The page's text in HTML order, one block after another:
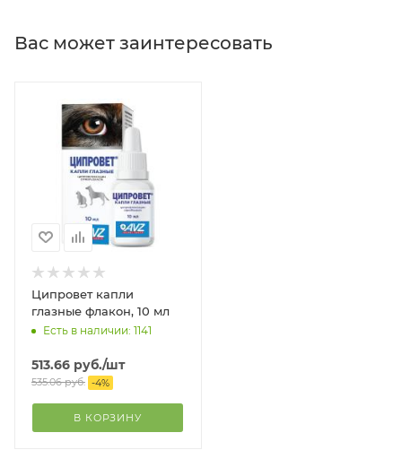
Вас может заинтересовать
Ципровет капли
глазные флакон, 10 мл
Есть в наличии: 1141
513.66 руб./шт
535.06руб. -4%
В КОРЗИНУ